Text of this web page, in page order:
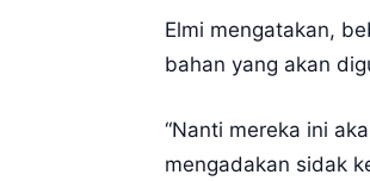
Elmi mengatakan,
bahan yang akan
“Nanti mereka ini
mengadakan sidak